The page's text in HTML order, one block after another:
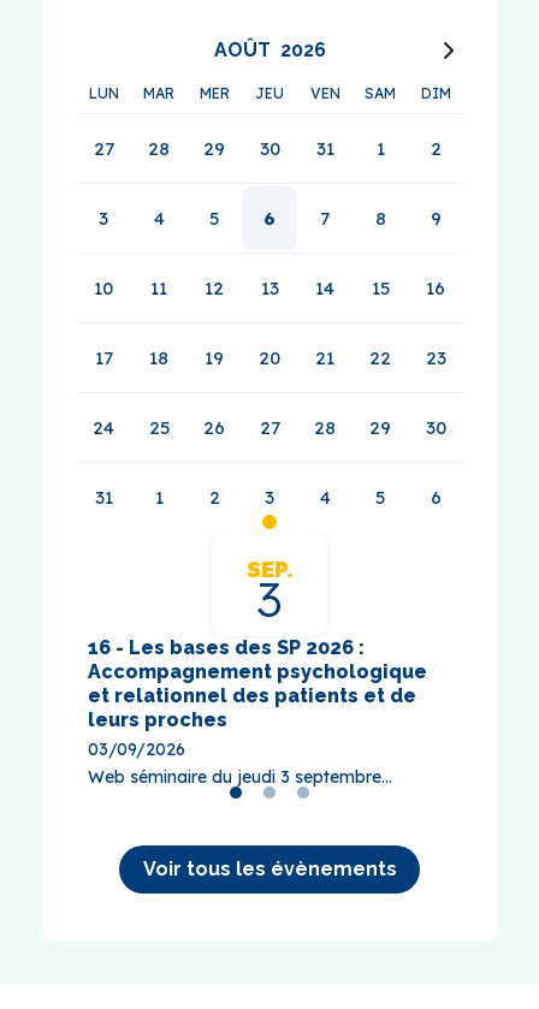
AOÛT 2026
LUN MAR MER JEU VEN SAM DIM
27 28 29 30 31 1 2
3 4 5 6 7 8 9
10 11 12 13 14 15 16
17 18 19 20 21 22 23
24 25 26 27 28 29 30
31 1 2 3 4 5 6
SEP.
3
16 - Les bases des SP 2026 :
Accompagnement psychologique
et relationnel des patients et de
leurs proches
03/09/2026
Web séminaire du jeudi 3 septembre...
Voir tous les évènements